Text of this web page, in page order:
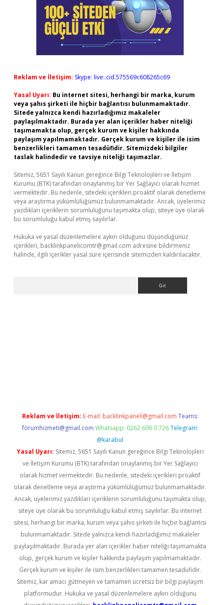
Reklam ve İletişim: Skype: live:.cid.575569c608265c69
Yasal Uyarı: Bu internet sitesi, herhangi bir marka, kurum
veya şahıs şirketi ile hiçbir bağlantısı bulunmamaktadır.
Sitede yalnızca kendi hazırladığımız makaleler
paylaşılmaktadır. Burada yer alan içerikler haber niteliği
taşımamakta olup, gerçek kurum ve kişiler hakkında
paylaşım yapılmamaktadır. Gerçek kurum ve kişiler ile isim
benzerlikleri tamamen tesadüfidir. Sitemizdeki bilgiler
taslak halindedir ve tavsiye niteliği taşımazlar.
Sitemiz, 5651 Sayılı Kanun gereğince Bilgi Teknolojileri ve İletişim
Kurumu (BTK) tarafından onaylanmış bir Yer Sağlayıcı olarak hizmet
vermektedir. Bu nedenle, sitedeki içerikleri proaktif olarak denetleme
veya araştırma yükümlülüğümüz bulunmamaktadır. Ancak, üyelerimiz
yazdıkları içeriklerin sorumluluğunu taşımakta olup, siteye üye olarak
bu sorumluluğu kabul etmiş sayılırlar.
Hukuka ve yasal düzenlemelere aykırı olduğunu düşündüğünüz
içerikleri, backlinkpanelicomtr@gmail.com adresine bildirmeniz
halinde, ilgili içerikler yasal süre içerisinde sitemizden kaldırılacaktır.
Reklam ve İletişim: E-mail: backlinkpaneli@gmail.com Teams:
forumhizmeti@gmail.com Whatsapp: 0262 606 0 726 Telegram:
@karabul
Yasal Uyarı: Sitemiz, 5651 Sayılı Kanun gereğince Bilgi Teknolojileri
ve İletişim Kurumu (BTK) tarafından onaylanmış bir Yer Sağlayıcı
olarak hizmet vermektedir. Bu nedenle, sitedeki içerikleri proaktif
olarak denetleme veya araştırma yükümlülüğümüz bulunmamaktadır.
Ancak, üyelerimiz yazdıkları içeriklerin sorumluluğunu taşımakta olup,
siteye üye olarak bu sorumluluğu kabul etmiş sayılırlar. Bu internet
sitesi, herhangi bir marka, kurum veya şahıs şirketi ile hiçbir bağlantısı
bulunmamaktadır. Sitede yalnızca kendi hazırladığımız makaleler
paylaşılmaktadır. Burada yer alan içerikler haber niteliği taşımamakta
olup, gerçek kurum ve kişiler hakkında paylaşım yapılmamaktadır.
Gerçek kurum ve kişiler ile isim benzerlikleri tamamen tesadüfidir.
Sitemiz, kar amacı gütmeyen ve tamamen ücretsiz bir bilgi paylaşım
platformudur. Hukuka ve yasal düzenlemelere aykırı olduğunu